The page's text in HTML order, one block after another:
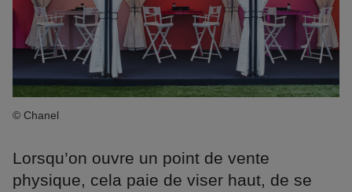
© Chanel
Lorsqu’on ouvre un point de vente
physique, cela paie de viser haut, de se